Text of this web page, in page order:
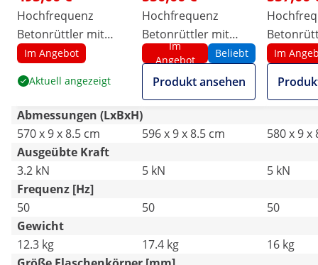
Hochfrequenz
Betonrüttler mit
Umformer - 1200 W -
Im Angebot
Aktuell angezeigt
Hochfrequenz
Betonrüttler mit
Umformer - 1500 W -
490 x 50 mm - 230 V
Im
Angebot
Beliebt
Produkt ansehen
490 x 50
Im
Abmessungen (LxBxH)
570 x 9 x 8.5 cm
596 x 9 x 8.5 cm
580 x 9 x
Ausgeübte Kraft
3.2 kN
5 kN
5 kN
Frequenz [Hz]
50
50
50
Gewicht
12.3 kg
17.4 kg
16 kg